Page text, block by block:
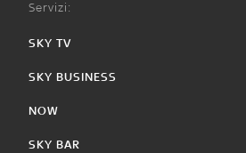
Servizi:
SKY TV
SKY BUSINESS
NOW
SKY BAR